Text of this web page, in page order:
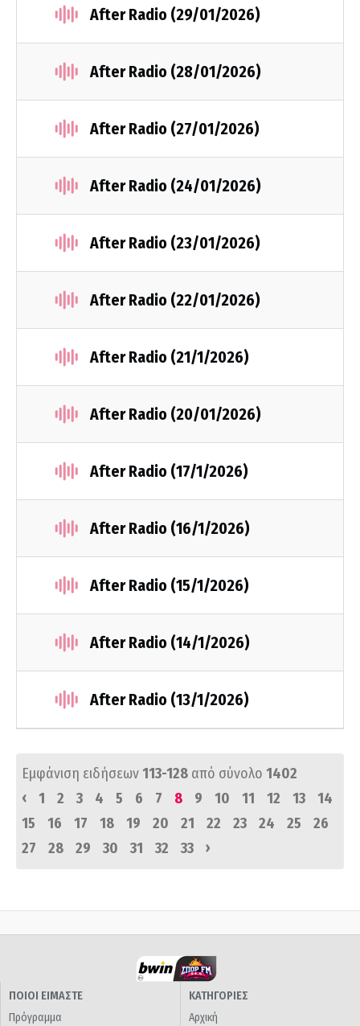
After Radio (29/01/2026)
After Radio (28/01/2026)
After Radio (27/01/2026)
After Radio (24/01/2026)
After Radio (23/01/2026)
After Radio (22/01/2026)
After Radio (21/1/2026)
After Radio (20/01/2026)
After Radio (17/1/2026)
After Radio (16/1/2026)
After Radio (15/1/2026)
After Radio (14/1/2026)
After Radio (13/1/2026)
Εμφάνιση ειδήσεων113-128 από σύνολο 1402
‹
1 2 3 4 5 6 7 8 9 10 11 12 13
14
15
16 17 18 19 20 21 22 23 24 25
26
27
28 29 30 31 32 33 ›
ΠΟΙΟΙ ΕΙΜΑΣΤΕ
Πρόγραμμα
ΚΑΤΗΓΟΡΙΕΣ
Αρχική